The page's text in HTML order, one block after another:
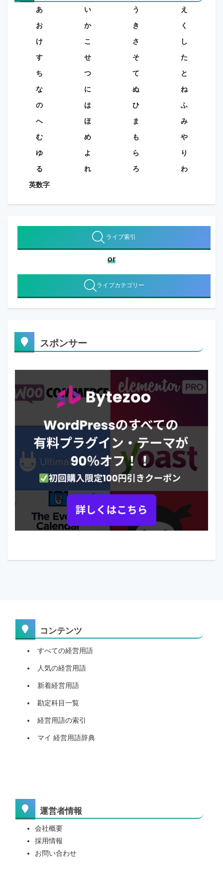
あ い う
え
お
か き
く
け
こ さ
し
す
せ そ
た
ち
つ て
と
な
に ぬ
ね
の
は ひ
ふ
へ
ほ ま
み
む
め も
や
ゆ
よ ら
り
る
れ ろ
わ
英数字
ライブ索引
or
ライブカテゴリー
スポンサー
コンテンツ
すべての経営用語
人気の経営用語
新着経営用語
勘定科目一覧
経営用語の索引
マイ 経営用語辞典
運営者情報
会社概要
採用情報
お問い合わせ